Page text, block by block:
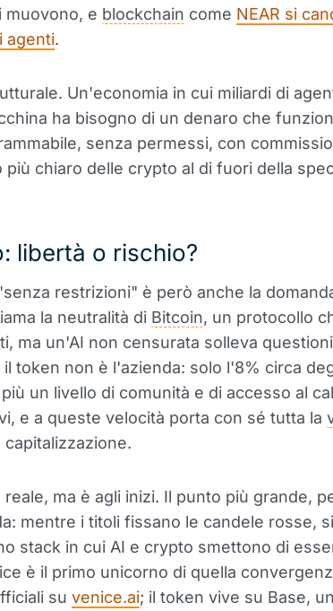
muovono, e blockchain come NEAR si
agenti.
Un'economia in cui miliardi di
ha bisogno di un denaro che
senza permessi, con
più chiaro delle crypto al di fuori della
libertà o rischio?
restrizioni" è però anche la
la neutralità di Bitcoin, un protocollo
ma un'AI non censurata solleva
il token non è l'azienda: solo l'8% circa
un livello di comunità e di accesso al
e a queste velocità porta con sé tutta la
reale, ma è agli inizi. Il punto più grande,
mentre i titoli fissano le candele rosse,
stack in cui AI e crypto smettono di
è il primo unicorno di quella
su venice.ai; il token vive su Base,